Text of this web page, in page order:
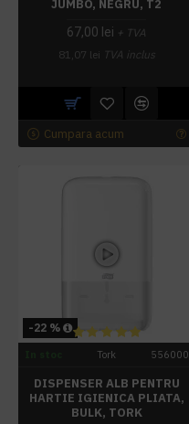
JUMBO, NEGRU, T2
67,00 lei + TVA
81,07 lei TVA inclus
Cumpara acum
-22 %
Tork 556000
DISPENSER ALB PENTRU
HARTIE IGIENICA PLIATA,
BULK, TORK